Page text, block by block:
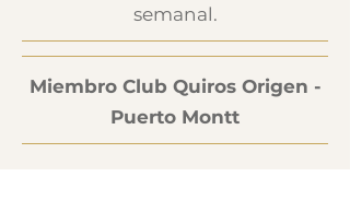
semanal.
Miembro Club Quiros Origen -
Puerto Montt